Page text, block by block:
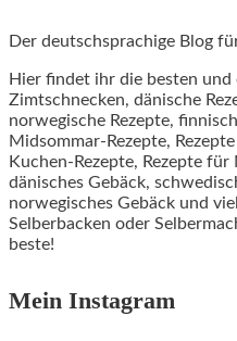
Der deutschsprachige Blog
Hier findet ihr die besten
Zimtschnecken, dänische
norwegische Rezepte,
Midsommar-Rezepte,
Kuchen-Rezepte, Rezepte
dänisches Gebäck,
norwegisches Gebäck und
Selberbacken oder
beste!
Mein Instagram